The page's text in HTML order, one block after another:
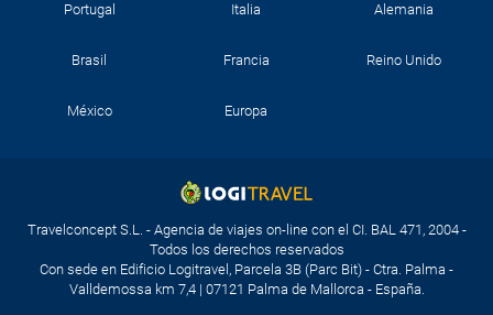
Portugal Italia Alemania
Brasil Francia Reino Unido
México Europa
Travelconcept S.L. - Agencia de viajes on-line con el CI. BAL 471, 2004 -
Todos los derechos reservados
Con sede en Edificio Logitravel, Parcela 3B (Parc Bit) - Ctra. Palma -
Valldemossa km 7,4 | 07121 Palma de Mallorca - España.